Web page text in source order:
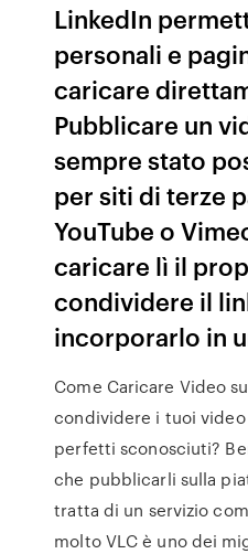
LinkedIn
personali e
caricare
Pubblicare un
sempre stato
per siti di terze
YouTube o
caricare lì il
condividere il
incorporarlo in
Come Caricare Video
condividere i tuoi
perfetti sconosciuti?
che pubblicarli sulla
tratta di un servizio
molto VLC è uno dei